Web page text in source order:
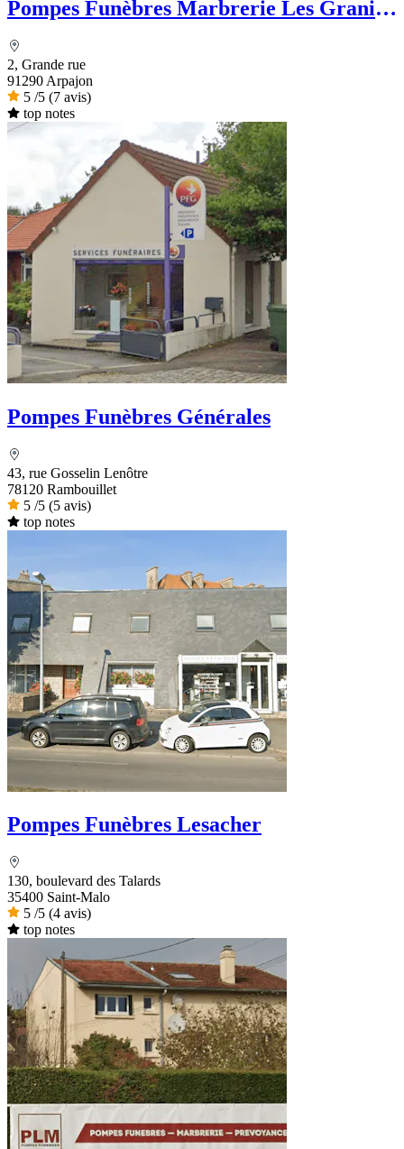
Pompes Funèbres Marbrerie Les Granits
2, Grande rue
91290 Arpajon
5 /5 (7 avis)
top notes
Pompes Funèbres Générales
43, rue Gosselin Lenôtre
78120 Rambouillet
5 /5 (5 avis)
top notes
Pompes Funèbres Lesacher
130, boulevard des Talards
35400 Saint-Malo
5 /5 (4 avis)
top notes